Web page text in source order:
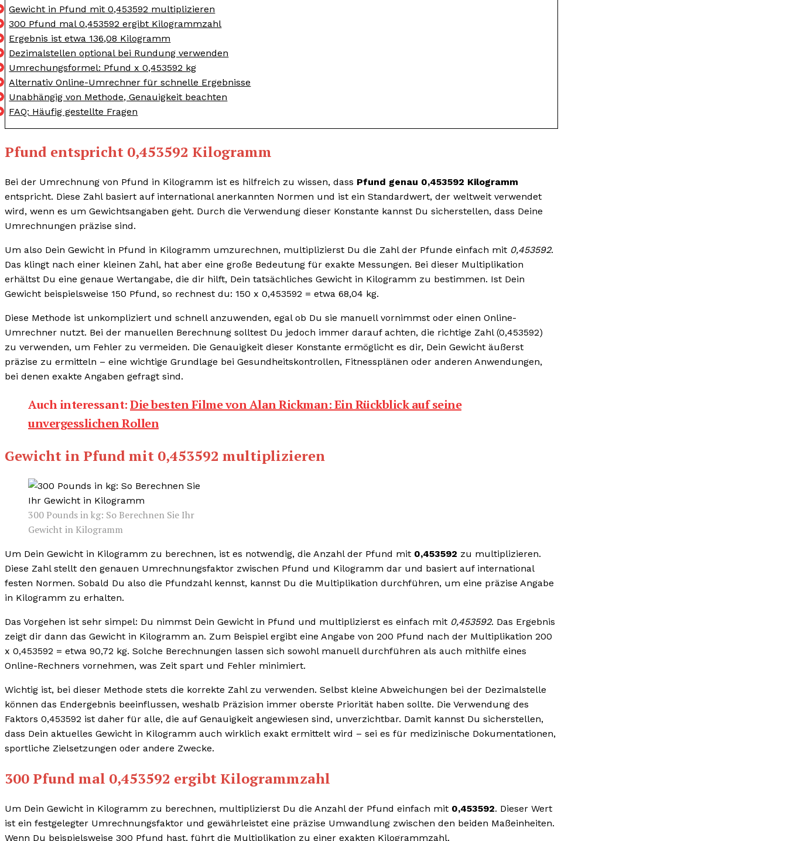
Gewicht in Pfund mit 0,453592 multiplizieren
300 Pfund mal 0,453592 ergibt Kilogrammzahl
Ergebnis ist etwa 136,08 Kilogramm
Dezimalstellen optional bei Rundung verwenden
Umrechungsformel: Pfund x 0,453592 kg
Alternativ Online-Umrechner für schnelle Ergebnisse
Unabhängig von Methode, Genauigkeit beachten
FAQ: Häufig gestellte Fragen
Pfund entspricht 0,453592 Kilogramm
Bei der Umrechnung von Pfund in Kilogramm ist es hilfreich zu wissen, dass Pfund genau 0,453592 Kilogramm
entspricht. Diese Zahl basiert auf international anerkannten Normen und ist ein Standardwert, der weltweit verwendet
wird, wenn es um Gewichtsangaben geht. Durch die Verwendung dieser Konstante kannst Du sicherstellen, dass Deine
Umrechnungen präzise sind.
Um also Dein Gewicht in Pfund in Kilogramm umzurechnen, multiplizierst Du die Zahl der Pfunde einfach mit 0,453592.
Das klingt nach einer kleinen Zahl, hat aber eine große Bedeutung für exakte Messungen. Bei dieser Multiplikation
erhältst Du eine genaue Wertangabe, die dir hilft, Dein tatsächliches Gewicht in Kilogramm zu bestimmen. Ist Dein
Gewicht beispielsweise 150 Pfund, so rechnest du: 150 x 0,453592 = etwa 68,04 kg.
Diese Methode ist unkompliziert und schnell anzuwenden, egal ob Du sie manuell vornimmst oder einen Online-
Umrechner nutzt. Bei der manuellen Berechnung solltest Du jedoch immer darauf achten, die richtige Zahl (0,453592)
zu verwenden, um Fehler zu vermeiden. Die Genauigkeit dieser Konstante ermöglicht es dir, Dein Gewicht äußerst
präzise zu ermitteln – eine wichtige Grundlage bei Gesundheitskontrollen, Fitnessplänen oder anderen Anwendungen,
bei denen exakte Angaben gefragt sind.
Auch interessant:Die besten Filme von Alan Rickman: Ein Rückblick auf seine
unvergesslichen Rollen
Gewicht in Pfund mit 0,453592 multiplizieren
300 Pounds in kg: So Berechnen Sie Ihr
Gewicht in Kilogramm
Um Dein Gewicht in Kilogramm zu berechnen, ist es notwendig, die Anzahl der Pfund mit 0,453592 zu multiplizieren.
Diese Zahl stellt den genauen Umrechnungsfaktor zwischen Pfund und Kilogramm dar und basiert auf international
festen Normen. Sobald Du also die Pfundzahl kennst, kannst Du die Multiplikation durchführen, um eine präzise Angabe
in Kilogramm zu erhalten.
Das Vorgehen ist sehr simpel: Du nimmst Dein Gewicht in Pfund und multiplizierst es einfach mit 0,453592. Das Ergebnis
zeigt dir dann das Gewicht in Kilogramm an. Zum Beispiel ergibt eine Angabe von 200 Pfund nach der Multiplikation 200
x 0,453592 = etwa 90,72 kg. Solche Berechnungen lassen sich sowohl manuell durchführen als auch mithilfe eines
Online-Rechners vornehmen, was Zeit spart und Fehler minimiert.
Wichtig ist, bei dieser Methode stets die korrekte Zahl zu verwenden. Selbst kleine Abweichungen bei der Dezimalstelle
können das Endergebnis beeinflussen, weshalb Präzision immer oberste Priorität haben sollte. Die Verwendung des
Faktors 0,453592 ist daher für alle, die auf Genauigkeit angewiesen sind, unverzichtbar. Damit kannst Du sicherstellen,
dass Dein aktuelles Gewicht in Kilogramm auch wirklich exakt ermittelt wird – sei es für medizinische Dokumentationen,
sportliche Zielsetzungen oder andere Zwecke.
300 Pfund mal 0,453592 ergibt Kilogrammzahl
Um Dein Gewicht in Kilogramm zu berechnen, multiplizierst Du die Anzahl der Pfund einfach mit 0,453592. Dieser Wert
ist ein festgelegter Umrechnungsfaktor und gewährleistet eine präzise Umwandlung zwischen den beiden Maßeinheiten.
Wenn Du beispielsweise 300 Pfund hast, führt die Multiplikation zu einer exakten Kilogrammzahl.